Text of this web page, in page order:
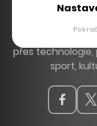
Hlavní zdroj
hýbou
přes technologie,
sport,